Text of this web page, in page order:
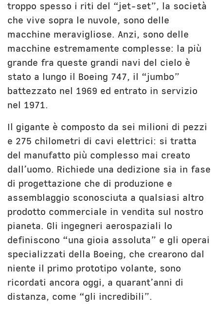
troppo spesso i riti del “jet-set”, la società
che vive sopra le nuvole, sono delle
macchine meravigliose. Anzi, sono delle
macchine estremamente complesse: la più
grande fra queste grandi navi del cielo è
stato a lungo il Boeing 747, il “jumbo”
battezzato nel 1969 ed entrato in servizio
nel 1971.
Il gigante è composto da sei milioni di pezzi
e 275 chilometri di cavi elettrici: si tratta
del manufatto più complesso mai creato
dall’uomo. Richiede una dedizione sia in fase
di progettazione che di produzione e
assemblaggio sconosciuta a qualsiasi altro
prodotto commerciale in vendita sul nostro
pianeta. Gli ingegneri aerospaziali lo
definiscono “una gioia assoluta” e gli operai
specializzati della Boeing, che crearono dal
niente il primo prototipo volante, sono
ricordati ancora oggi, a quarant’anni di
distanza, come “gli incredibili”.